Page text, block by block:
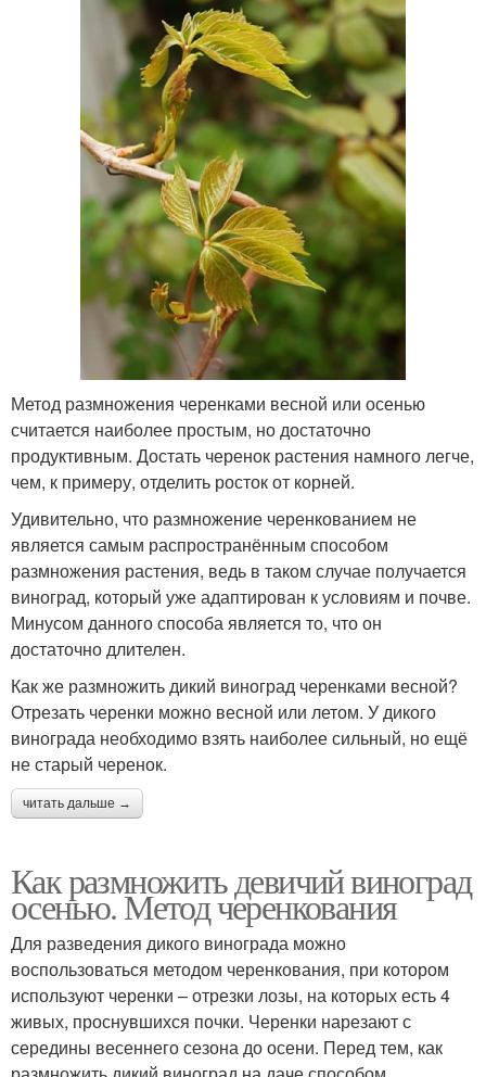
Метод размножения черенками весной или осенью
считается наиболее простым, но достаточно
продуктивным. Достать черенок растения намного легче,
чем, к примеру, отделить росток от корней.
Удивительно, что размножение черенкованием не
является самым распространённым способом
размножения растения, ведь в таком случае получается
виноград, который уже адаптирован к условиям и почве.
Минусом данного способа является то, что он
достаточно длителен.
Как же размножить дикий виноград черенками весной?
Отрезать черенки можно весной или летом. У дикого
винограда необходимо взять наиболее сильный, но ещё
не старый черенок.
читать дальше →
Как размножить девичий виноград
осенью. Метод черенкования
Для разведения дикого винограда можно
воспользоваться методом черенкования, при котором
используют черенки – отрезки лозы, на которых есть 4
живых, проснувшихся почки. Черенки нарезают с
середины весеннего сезона до осени. Перед тем, как